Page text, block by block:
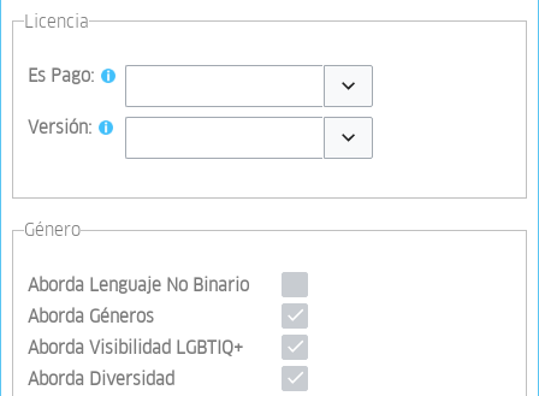
Licencia
Es Pago:
Toggle options
Versión:
Género
Aborda Lenguaje No Binario
Aborda Géneros
Aborda Visibilidad LGBTIQ+
Aborda Diversidad